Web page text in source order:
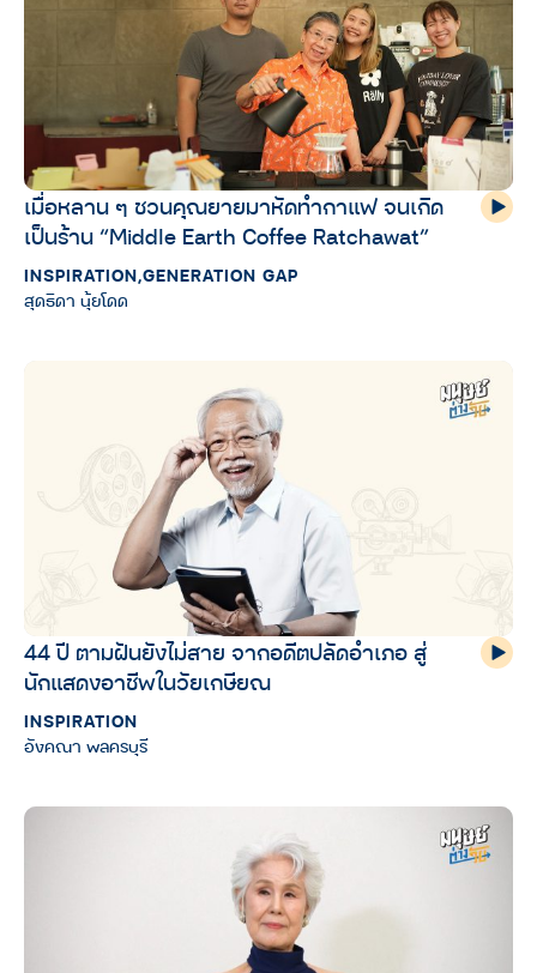
เมื่อหลาน ๆ ชวนคุณยายมาหัดทำกาแฟ จนเกิด
เป็นร้าน “Middle Earth Coffee Ratchawat”
INSPIRATION,GENERATION GAP
สุดธิดา นุ้ยโดด
44 ปี ตามฝันยังไม่สาย จากอดีตปลัดอำเภอ สู่
นักแสดงอาชีพในวัยเกษียณ
INSPIRATION
อังคณา พลครบุรี